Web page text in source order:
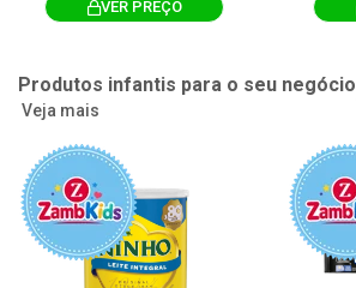
VER PREÇO
Produtos infantis para o seu negócio
Veja mais